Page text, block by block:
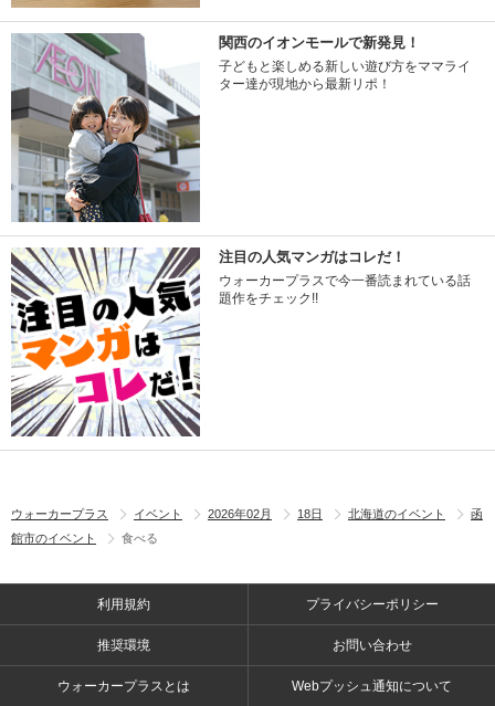
関西のイオンモールで新発見！
子どもと楽しめる新しい遊び方をママライ
ター達が現地から最新リポ！
注目の人気マンガはコレだ！
ウォーカープラスで今一番読まれている話
題作をチェック!!
ウォーカープラス イベント 2026年02月 18日 北海道のイベント
函
館市のイベント
食べる
利用規約 プライバシーポリシー
推奨環境 お問い合わせ
ウォーカープラスとは Webプッシュ通知について